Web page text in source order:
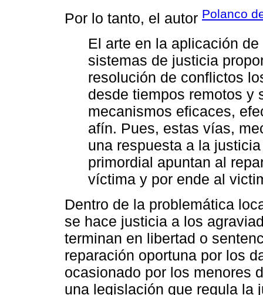
Por lo tanto, el autor Polanco
El arte en la aplicación
sistemas de justicia
resolución de conflictos
desde tiempos remotos y
mecanismos eficaces,
afín. Pues, estas vías,
una respuesta a la
primordial apuntan al
víctima y por ende al
Dentro de la problemática
se hace justicia a los
terminan en libertad o
reparación oportuna por los
ocasionado por los menores
una legislación que regula la